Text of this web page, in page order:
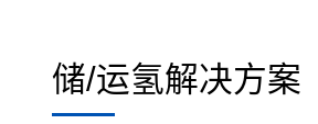
储/运氢解决方案